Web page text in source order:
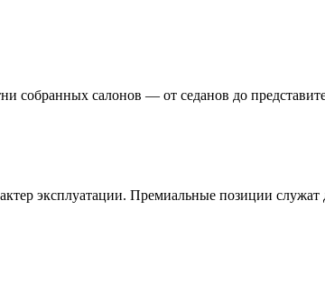
собранных салонов — от седанов до
эксплуатации. Премиальные позиции